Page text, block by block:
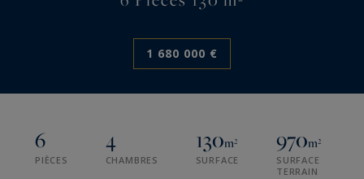
1 680 000 €
6
PIÈCES
4
CHAMBRES
130m²
SURFACE
970m²
SURFACE
TERRAIN